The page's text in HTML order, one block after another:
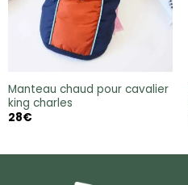
Manteau chaud pour cavalier
king charles
28€